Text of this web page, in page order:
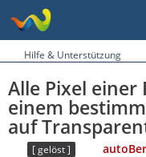
Hilfe & Unterstützung
Alle Pixel einer
einem
auf
[ gelöst ]